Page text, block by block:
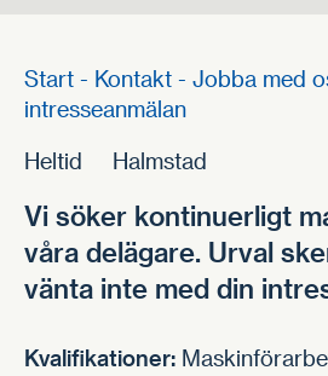
Start - Kontakt - Jobba med
intresseanmälan
Heltid Halmstad
Vi söker kontinuerligt
våra delägare. Urval
vänta inte med din
Kvalifikationer: